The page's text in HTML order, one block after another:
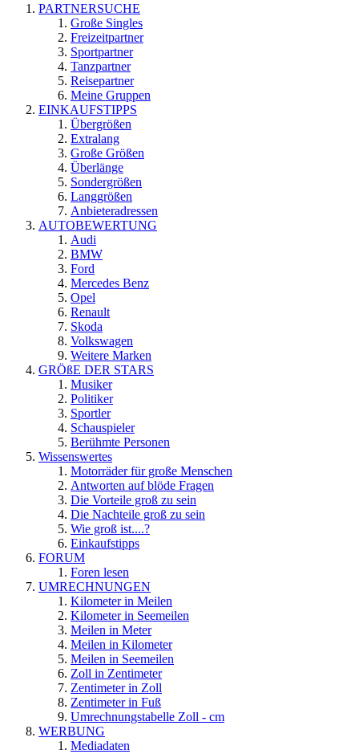
PARTNERSUCHE
Große Singles
Freizeitpartner
Sportpartner
Tanzpartner
Reisepartner
Meine Gruppen
EINKAUFSTIPPS
Übergrößen
Extralang
Große Größen
Überlänge
Sondergrößen
Langgrößen
Anbieteradressen
AUTOBEWERTUNG
Audi
BMW
Ford
Mercedes Benz
Opel
Renault
Skoda
Volkswagen
Weitere Marken
GRÖßE DER STARS
Musiker
Politiker
Sportler
Schauspieler
Berühmte Personen
Wissenswertes
Motorräder für große Menschen
Antworten auf blöde Fragen
Die Vorteile groß zu sein
Die Nachteile groß zu sein
Wie groß ist....?
Einkaufstipps
FORUM
Foren lesen
UMRECHNUNGEN
Kilometer in Meilen
Kilometer in Seemeilen
Meilen in Meter
Meilen in Kilometer
Meilen in Seemeilen
Zoll in Zentimeter
Zentimeter in Zoll
Zentimeter in Fuß
Umrechnungstabelle Zoll - cm
WERBUNG
Mediadaten